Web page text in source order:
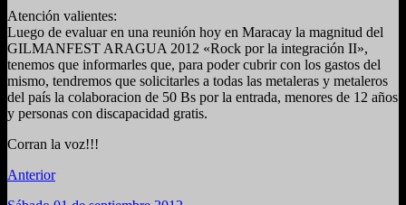
Atención valientes:
Luego de evaluar en una reunión hoy en Maracay la magnitud del
GILMANFEST ARAGUA 2012 «Rock por la integración II»,
tenemos que informarles que, para poder cubrir con los gastos del
mismo, tendremos que solicitarles a todas las metaleras y metaleros
del país la colaboracion de 50 Bs por la entrada, menores de 12 años
y personas con discapacidad gratis.
Corran la voz!!!
Anterior